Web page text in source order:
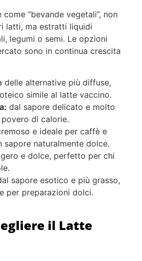
“bevande vegetali”, non
latti, ma estratti liquidi
legumi o semi. Le opzioni
sono in continua crescita
delle alternative più diffuse,
simile al latte vaccino.
dal sapore delicato e molto
di calorie.
e ideale per caffè e
sapore naturalmente dolce.
e dolce, perfetto per chi
sapore esotico e più grasso,
per preparazioni dolci.
il Latte